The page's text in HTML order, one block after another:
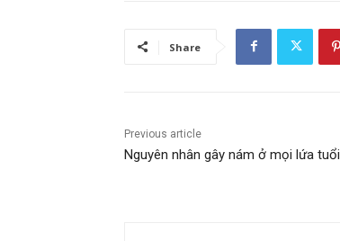
Share
Previous article
Nguyên nhân gây nám ở mọi lứa tuổi